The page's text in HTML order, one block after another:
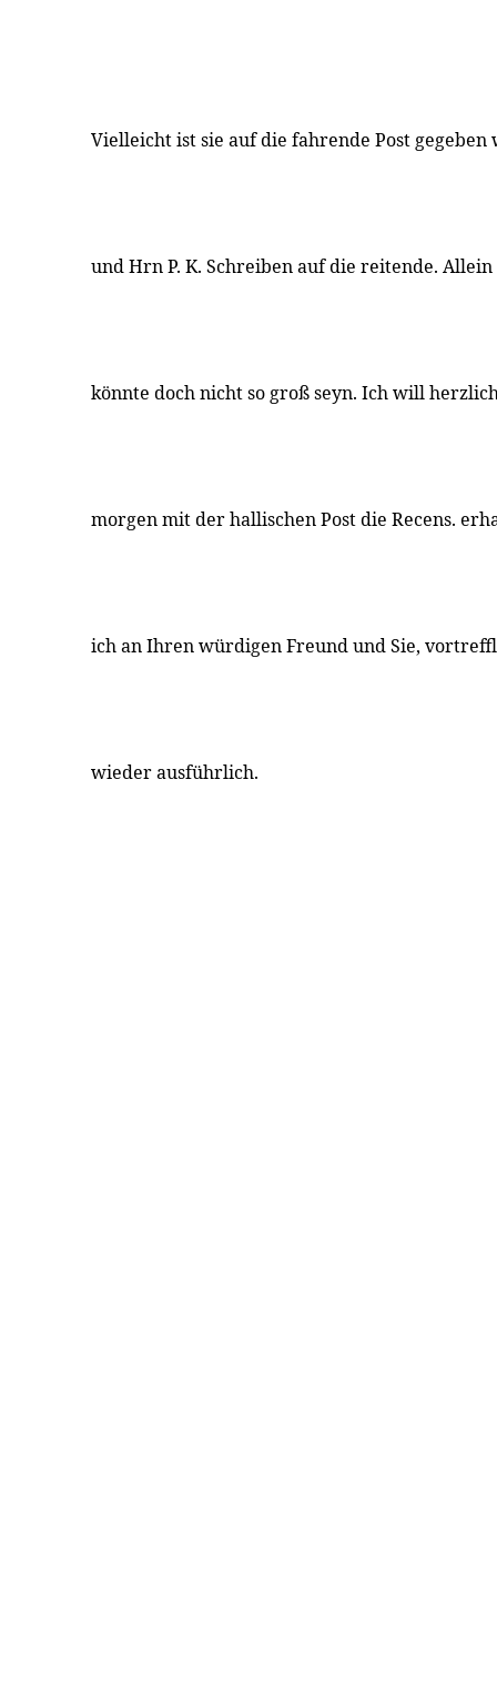
Vielleicht ist sie auf die fahrende Post
und Hrn P. K. Schreiben auf die reitende.
könnte doch nicht so groß seyn. Ich will
morgen mit der hallischen Post die Recens.
ich an Ihren würdigen Freund und Sie,
wieder ausführlich.